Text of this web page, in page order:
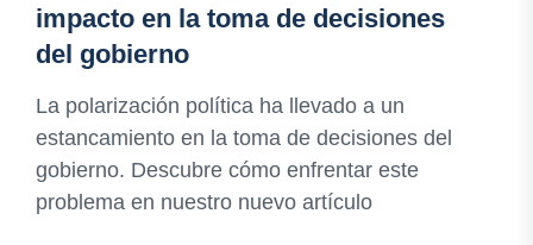
impacto en la toma de decisiones
del gobierno
La polarización política ha llevado a un
estancamiento en la toma de decisiones del
gobierno. Descubre cómo enfrentar este
problema en nuestro nuevo artículo